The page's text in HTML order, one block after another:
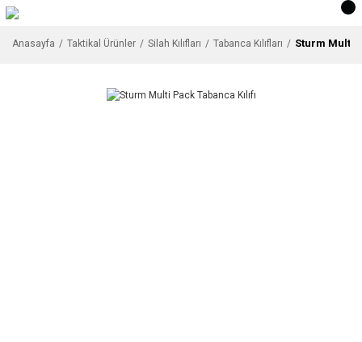
Anasayfa Taktikal Ürünler Silah Kılıfları Tabanca Kılıfları Sturm Multi